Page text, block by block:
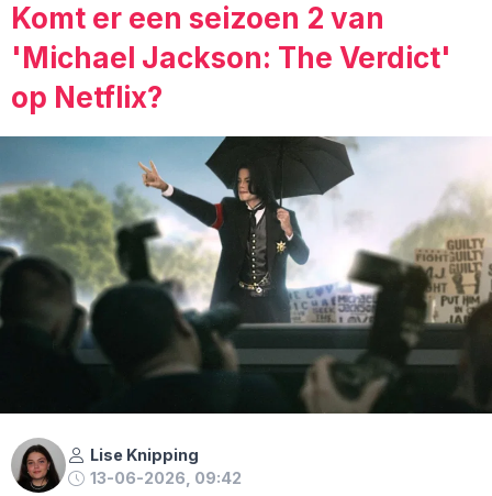
Komt er een seizoen 2 van
'Michael Jackson: The Verdict'
op Netflix?
Lise Knipping
13-06-2026, 09:42